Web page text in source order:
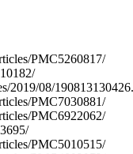
PMC5260817/
2019/08/
PMC7030881/
PMC6922062/
PMC5010515/